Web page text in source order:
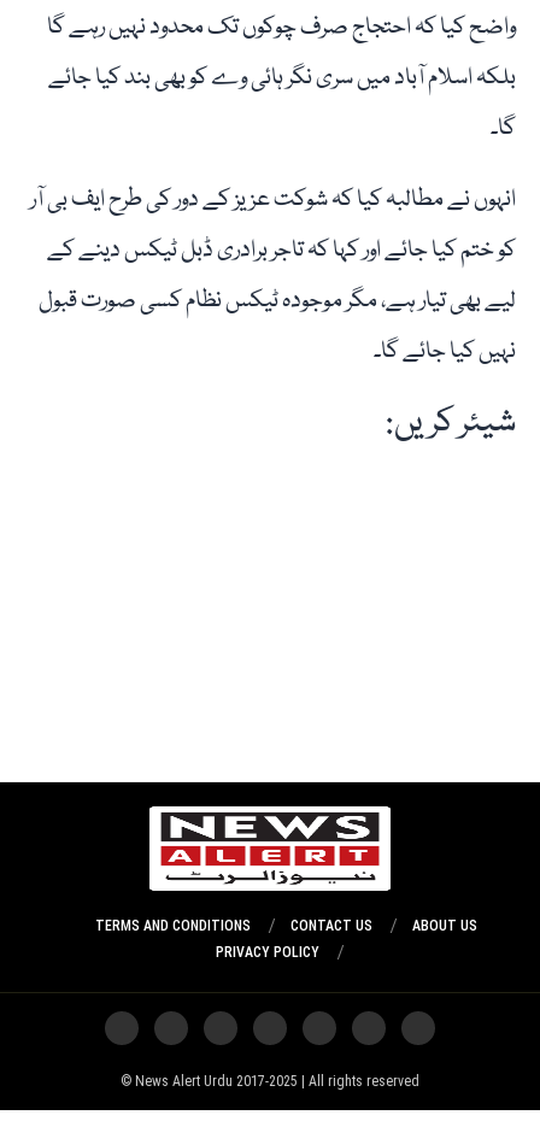
واضح کیا کہ احتجاج صرف چوکوں تک محدود نہیں رہے گا
بلکہ اسلام آباد میں سری نگر ہائی وے کو بھی بند کیا جائے
گا۔
انہوں نے مطالبہ کیا کہ شوکت عزیز کے دور کی طرح ایف بی آر
کو ختم کیا جائے اور کہا کہ تاجر برادری ڈبل ٹیکس دینے کے
لیے بھی تیار ہے، مگر موجودہ ٹیکس نظام کسی صورت قبول
نہیں کیا جائے گا۔
شیئر کریں:
ABOUT US
CONTACT US
TERMS AND CONDITIONS
PRIVACY POLICY
News Alert Urdu 2017-2025 | All rights reserved ©